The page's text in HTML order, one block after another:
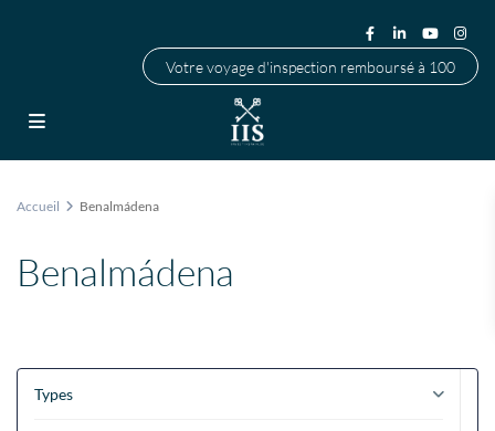
Votre voyage d'inspection remboursé à 100
Accueil Benalmádena
Benalmádena
Types